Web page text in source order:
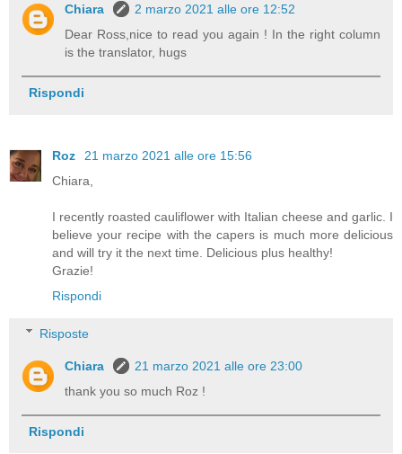
Chiara
2 marzo 2021 alle ore 12:52
Dear Ross,nice to read you again ! In the right column
is the translator, hugs
Rispondi
Roz
21 marzo 2021 alle ore 15:56
Chiara,
I recently roasted cauliflower with Italian cheese and garlic. I
believe your recipe with the capers is much more delicious
and will try it the next time. Delicious plus healthy!
Grazie!
Rispondi
Risposte
Chiara
21 marzo 2021 alle ore 23:00
thank you so much Roz !
Rispondi